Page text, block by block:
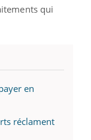
qui
en
réclament